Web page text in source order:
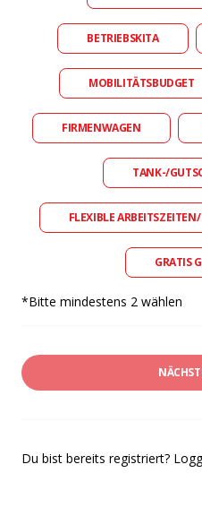
BETRIEBSKITA
MOBILITÄTSBUDGET
FIRMENWAGEN
TANK-/
FLEXIBLE
GRATIS
*Bitte mindestens 2 wählen
Du bist bereits registriert?